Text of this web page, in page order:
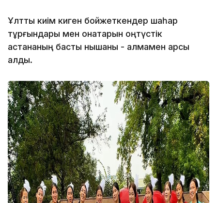
Ұлттық киім киген бойжеткендер шаһар
тұрғындары мен қонақтарын оңтүстік
астананың басты нышаны - алмамен қарсы
алды.